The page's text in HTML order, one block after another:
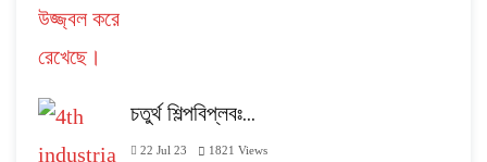
চতুর্থ শিল্পবিপ্লবঃ…
22 Jul 23 1821 Views